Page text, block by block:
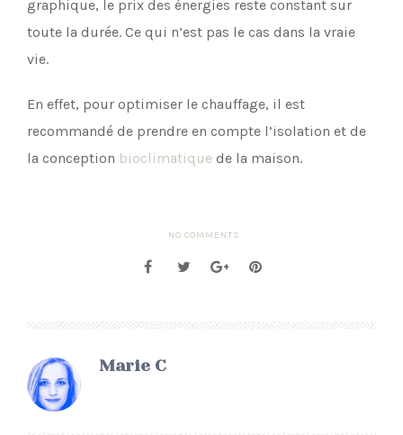
graphique, le prix des énergies reste constant sur
toute la durée. Ce qui n’est pas le cas dans la vraie
vie.
En effet, pour optimiser le chauffage, il est
recommandé de prendre en compte l’isolation et de
la conception bioclimatique de la maison.
NO COMMENTS
Marie C